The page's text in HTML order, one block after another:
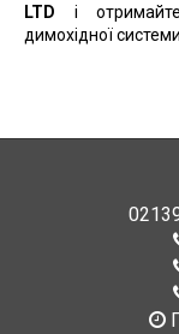
LTD і
димохідної системи.